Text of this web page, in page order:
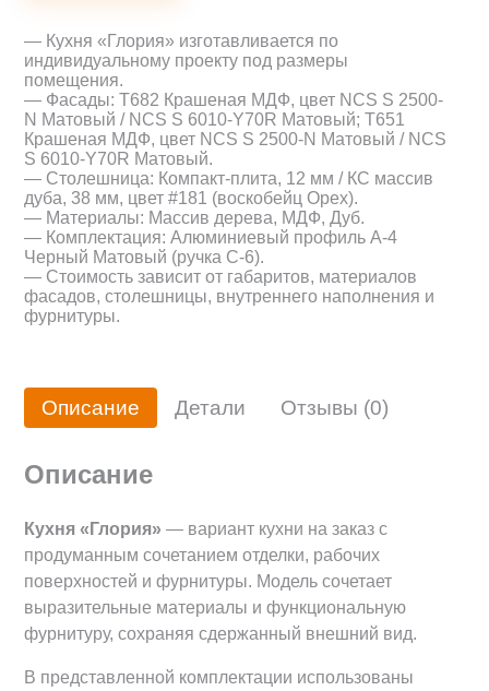
— Кухня «Глория» изготавливается по
индивидуальному проекту под размеры
помещения.
— Фасады: Т682 Крашеная МДФ, цвет NCS S 2500-
N Матовый / NCS S 6010-Y70R Матовый; Т651
Крашеная МДФ, цвет NCS S 2500-N Матовый / NCS
S 6010-Y70R Матовый.
— Столешница: Компакт-плита, 12 мм / КС массив
дуба, 38 мм, цвет #181 (воскобейц Орех).
— Материалы: Массив дерева, МДФ, Дуб.
— Комплектация: Алюминиевый профиль А-4
Черный Матовый (ручка С-6).
— Стоимость зависит от габаритов, материалов
фасадов, столешницы, внутреннего наполнения и
фурнитуры.
Описание Детали Отзывы (0)
Описание
Кухня «Глория»— вариант кухни на заказ с
продуманным сочетанием отделки, рабочих
поверхностей и фурнитуры. Модель сочетает
выразительные материалы и функциональную
фурнитуру, сохраняя сдержанный внешний вид.
В представленной комплектации использованы